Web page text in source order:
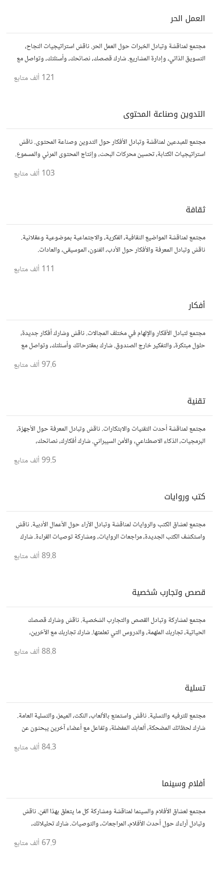
العمل الحر
مجتمع لمناقشة وتبادل الخبرات حول العمل الحر. ناقش استراتيجيات النجاح،
التسويق الذاتي، وإدارة المشاريع. شارك قصصك، نصائحك، وأسئلتك، وتواصل مع
121 ألف متابع
التدوين وصناعة المحتوى
مجتمع للمبدعين لمناقشة وتبادل الأفكار حول التدوين وصناعة المحتوى. ناقش
استراتيجيات الكتابة، تحسين محركات البحث، وإنتاج المحتوى المرئي والمسموع.
103 ألف متابع
ثقافة
مجتمع لمناقشة المواضيع الثقافية، الفكرية، والاجتماعية بموضوعية وعقلانية.
ناقش وتبادل المعرفة والأفكار حول الأدب، الفنون، الموسيقى، والعادات.
111 ألف متابع
أفكار
مجتمع لتبادل الأفكار والإلهام في مختلف المجالات. ناقش وشارك أفكار جديدة،
حلول مبتكرة، والتفكير خارج الصندوق. شارك بمقترحاتك وأسئلتك، وتواصل مع
97.6 ألف متابع
تقنية
مجتمع لمناقشة أحدث التقنيات والابتكارات. ناقش وتبادل المعرفة حول الأجهزة،
البرمجيات، الذكاء الاصطناعي، والأمن السيبراني. شارك أفكارك، نصائحك،
99.5 ألف متابع
كتب وروايات
مجتمع لعشاق الكتب والروايات لمناقشة وتبادل الآراء حول الأعمال الأدبية. ناقش
واستكشف الكتب الجديدة، مراجعات الروايات، ومشاركة توصيات القراءة. شارك
89.8 ألف متابع
قصص وتجارب شخصية
مجتمع لمشاركة وتبادل القصص والتجارب الشخصية. ناقش وشارك قصصك
الحياتية، تجاربك الملهمة، والدروس التي تعلمتها. شارك تجاربك مع الآخرين،
88.8 ألف متابع
تسلية
مجتمع للترفيه والتسلية. ناقش واستمتع بالألعاب، النكت، الميمز، والتسلية العامة.
شارك لحظاتك المضحكة، ألعابك المفضلة، وتفاعل مع أعضاء آخرين يبحثون عن
84.3 ألف متابع
أفلام وسينما
مجتمع لعشاق الأفلام والسينما لمناقشة ومشاركة كل ما يتعلق بهذا الفن. ناقش
وتبادل آراءك حول أحدث الأفلام، المراجعات، والتوصيات. شارك تحليلاتك،
قصصك، واستمتع بنقاشات حول الأفلام والمخرجين والسيناريوهات.
67.9 ألف متابع